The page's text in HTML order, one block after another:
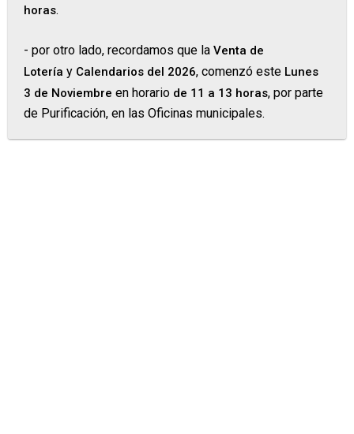
horas.
- por otro lado, recordamos que la Venta de
Lotería y Calendarios del 2026, comenzó este Lunes
3 de Noviembre en horario de 11 a 13 horas, por parte
de Purificación, en las Oficinas municipales.